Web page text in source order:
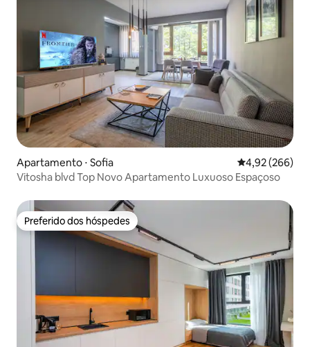
Apartamento ⋅ Sofia 4,92 de uma
4,92 (266)
Vitosha blvd Top Novo Apartamento Luxuoso Espaçoso
Preferido dos hóspedes
Preferido dos hóspedes